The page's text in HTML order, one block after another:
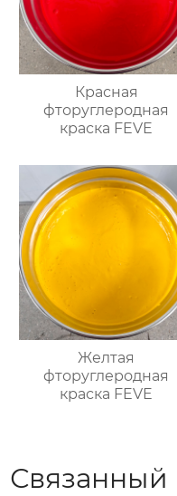
Красная
фторуглеродная
краска FEVE
Желтая
фторуглеродная
краска FEVE
Связанный